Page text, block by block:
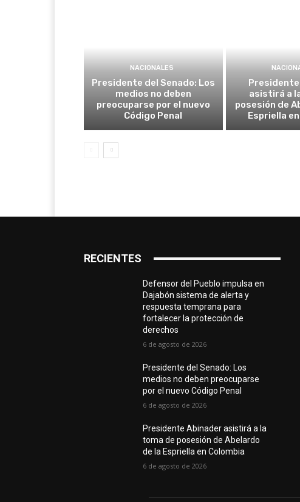
NACIONALES
Presidente del Senado: Los
medios no deben
preocuparse por el nuevo
Código Penal
asistirá a
posesión de
Espriella
RECIENTES
Defensor del Pueblo impulsa en
Dajabón sistema de alerta y
respuesta temprana para
fortalecer la protección de
derechos
6 de agosto de 2026
Presidente del Senado: Los
medios no deben preocuparse
por el nuevo Código Penal
6 de agosto de 2026
Presidente Abinader asistirá a la
toma de posesión de Abelardo
de la Espriella en Colombia
6 de agosto de 2026